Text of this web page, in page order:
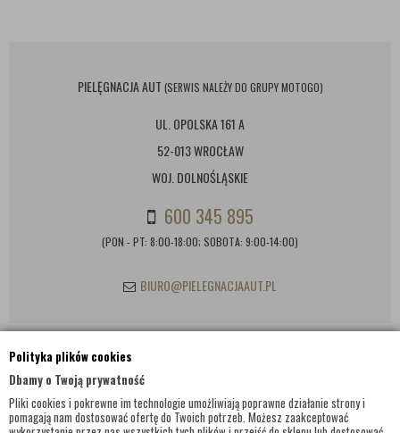
Polityka plików cookies
Dbamy o Twoją prywatność
Pliki cookies i pokrewne im technologie umożliwiają poprawne działanie strony i
pomagają nam dostosować ofertę do Twoich potrzeb. Możesz zaakceptować
PIELĘGNACJA AUT (SERWIS NALEŻY DO GRUPY MOTOGO)
UL. OPOLSKA 161 A
52-013 WROCŁAW
WOJ. DOLNOŚLĄSKIE
600 345 895
(PON - PT: 8:00-18:00; SOBOTA: 9:00-14:00)
BIURO@PIELEGNACJAAUT.PL
INFORMACJE KONTAKTOWE